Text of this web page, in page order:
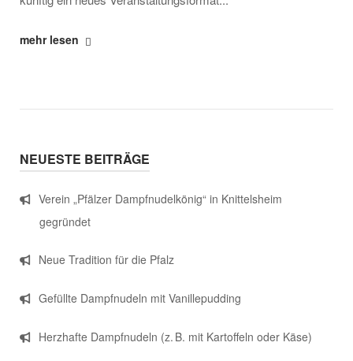
"Verein
mehr lesen
NEUESTE BEITRÄGE
Verein „Pfälzer Dampfnudelkönig“ in Knittelsheim
gegründet
Neue Tradition für die Pfalz
Gefüllte Dampfnudeln mit Vanillepudding
Herzhafte Dampfnudeln (z. B. mit Kartoffeln oder Käse)